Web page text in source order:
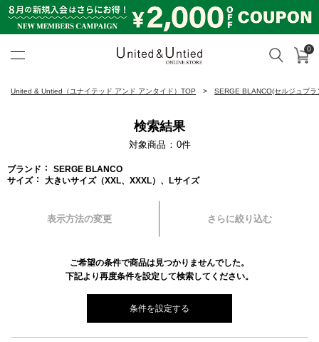
検索 カ
0
United & Untied（ユナイテッド アンド アンタイド）TOP SERGE BLANCO(セルジュブ
検索結果
対象商品 0件
ブランド
SERGE BLANCO
サイズ
大きいサイズ（XXL、XXXL）、Lサイズ
表示方法の変更 さらに絞り込む
ご希望の条件で商品は見つかりませんでした。
下記より再度条件を設定して検索してください。
条件を設定する